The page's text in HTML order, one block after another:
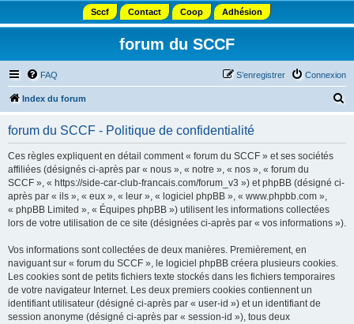
Sccf Contact Coop Adhésion
forum du SCCF
FAQ Connexion
S’enregistrer
Index du forum
forum du SCCF - Politique de confidentialité
Ces règles expliquent en détail comment « forum du SCCF » et ses sociétés
affiliées (désignés ci-après par « nous », « notre », « nos », « forum du
SCCF », « https://side-car-club-francais.com/forum_v3 ») et phpBB (désigné ci-
après par « ils », « eux », « leur », « logiciel phpBB », « www.phpbb.com »,
« phpBB Limited », « Équipes phpBB ») utilisent les informations collectées
lors de votre utilisation de ce site (désignées ci-après par « vos informations »).
Vos informations sont collectées de deux manières. Premièrement, en
naviguant sur « forum du SCCF », le logiciel phpBB créera plusieurs cookies.
Les cookies sont de petits fichiers texte stockés dans les fichiers temporaires
de votre navigateur Internet. Les deux premiers cookies contiennent un
identifiant utilisateur (désigné ci-après par « user-id ») et un identifiant de
session anonyme (désigné ci-après par « session-id »), tous deux